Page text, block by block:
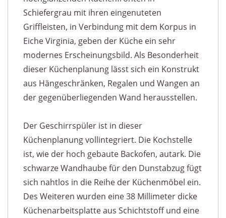
Schiefergrau mit ihren eingenuteten
Griffleisten, in Verbindung mit dem Korpus in
Eiche Virginia, geben der Küche ein sehr
modernes Erscheinungsbild. Als Besonderheit
dieser Küchenplanung lässt sich ein Konstrukt
aus Hängeschränken, Regalen und Wangen an
der gegenüberliegenden Wand herausstellen.
Der Geschirrspüler ist in dieser
Küchenplanung vollintegriert. Die Kochstelle
ist, wie der hoch gebaute Backofen, autark. Die
schwarze Wandhaube für den Dunstabzug fügt
sich nahtlos in die Reihe der Küchenmöbel ein.
Des Weiteren wurden eine 38 Millimeter dicke
Küchenarbeitsplatte aus Schichtstoff und eine